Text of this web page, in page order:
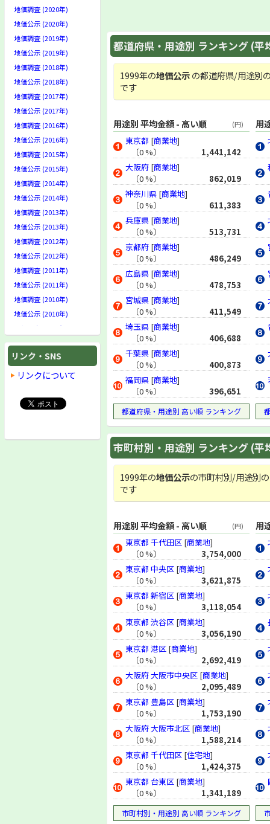
都道府県・用途別 ランキング (平
1999年の地価公示の都道府県/用途別
です
用途別 平均金額 - 高い順 (円)
東京都 [商業地]
〔0 %〕
1,441,142
大阪府 [商業地]
〔0 %〕
862,019
神奈川県 [商業地]
〔0 %〕
611,383
兵庫県 [商業地]
〔0 %〕
513,731
京都府 [商業地]
〔0 %〕
486,249
広島県 [商業地]
〔0 %〕
478,753
宮城県 [商業地]
〔0 %〕
411,549
埼玉県 [商業地]
〔0 %〕
406,688
千葉県 [商業地]
〔0 %〕
400,873
福岡県 [商業地]
〔0 %〕
396,651
都道府県・用途別 高い順 ランキング
用
市町村別・用途別 ランキング (平
1999年の地価公示の市町村別/用途別
です
用途別 平均金額 - 高い順 (円)
東京都 千代田区 [商業地]
〔0 %〕
3,754,000
東京都 中央区 [商業地]
〔0 %〕
3,621,875
東京都 新宿区 [商業地]
〔0 %〕
3,118,054
東京都 渋谷区 [商業地]
〔0 %〕
3,056,190
東京都 港区 [商業地]
〔0 %〕
2,692,419
大阪府大阪市中央区 [商業地]
〔0 %〕
2,095,489
東京都 豊島区 [商業地]
〔0 %〕
1,753,190
大阪府大阪市北区 [商業地]
〔0 %〕
1,588,214
東京都 千代田区 [住宅地]
〔0 %〕
1,424,375
東京都 台東区 [商業地]
〔0 %〕
1,341,189
市町村別・用途別 高い順 ランキング
用
地価調査 (2020年)
地価公示 (2020年)
地価調査 (2019年)
地価公示 (2019年)
地価調査 (2018年)
地価公示 (2018年)
地価調査 (2017年)
地価公示 (2017年)
地価調査 (2016年)
地価公示 (2016年)
地価調査 (2015年)
地価公示 (2015年)
地価調査 (2014年)
地価公示 (2014年)
地価調査 (2013年)
地価公示 (2013年)
地価調査 (2012年)
地価公示 (2012年)
地価調査 (2011年)
地価公示 (2011年)
地価調査 (2010年)
地価公示 (2010年)
地価調査 (2009年)
地価公示 (2009年)
地価調査 (2008年)
地価公示 (2008年)
地価公示 (2007年)
リンク・SNS
リンクについて